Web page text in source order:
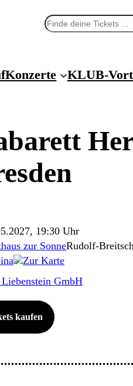
Suchen
Konzerte KLUB-
19:30 Uhr
zur SonneRudolf-
Zur Karte
GmbH
kaufen